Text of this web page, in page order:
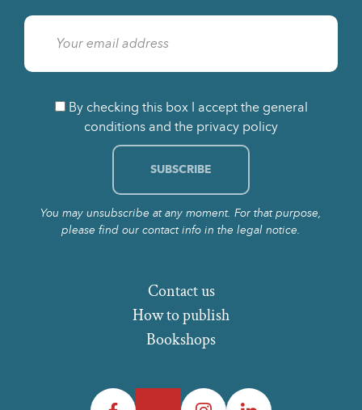
By checking this box I accept the general
conditions and the privacy policy
You may unsubscribe at any moment. For that purpose,
please find our contact info in the legal notice.
How to publish
Bookshops
Contact us
Facebook InstagramLinkedIn